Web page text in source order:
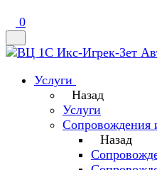
0
Услуги
Назад
Услуги
Сопровождения
Назад